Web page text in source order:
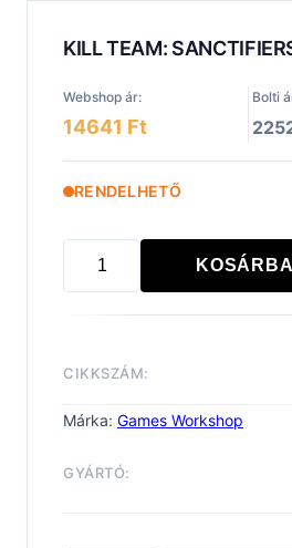
KILL TEAM:
Webshop ár: Bolti
14641 Ft
RENDELHETŐ
mennyiség
CIKKSZÁM:
Márka: Games Workshop
GYÁRTÓ: